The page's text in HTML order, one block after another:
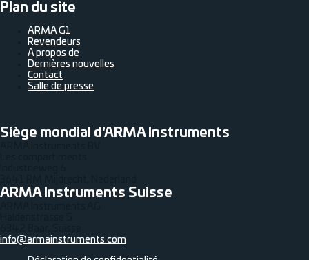
Plan du site
ARMA G1
Revendeurs
A propos de
Dernières nouvelles
Contact
Salle de presse
Siège mondial d'ARMA Instruments
ARMA Instruments Suisse
info@armainstruments.com